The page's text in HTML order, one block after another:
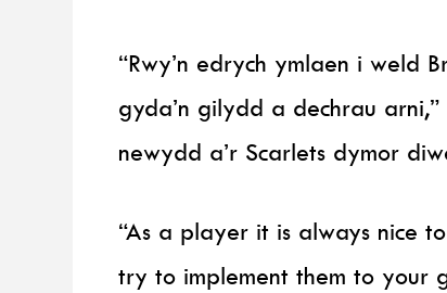
“Rwy’n edrych ymlaen i weld
gyda’n gilydd a dechrau
newydd a’r Scarlets dymor
“As a player it is always nice
try to implement them to your